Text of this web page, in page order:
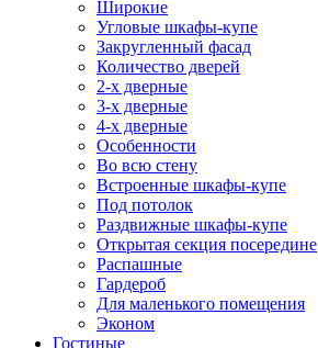
Широкие
Угловые шкафы-купе
Закругленный фасад
Количество дверей
2-х дверные
3-х дверные
4-х дверные
Особенности
Во всю стену
Встроенные шкафы-купе
Под потолок
Раздвижные шкафы-купе
Открытая секция посередине
Распашные
Гардероб
Для маленького помещения
Эконом
Гостиные